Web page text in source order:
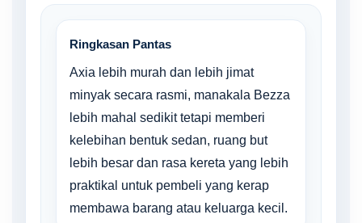
Ringkasan Pantas
Axia lebih murah dan lebih jimat
minyak secara rasmi, manakala Bezza
lebih mahal sedikit tetapi memberi
kelebihan bentuk sedan, ruang but
lebih besar dan rasa kereta yang lebih
praktikal untuk pembeli yang kerap
membawa barang atau keluarga kecil.